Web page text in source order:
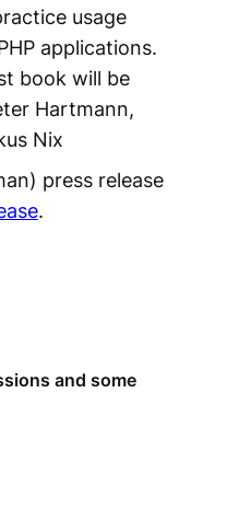
usage
applications.
book will be
Hartmann,
Nix
press release
.
and some